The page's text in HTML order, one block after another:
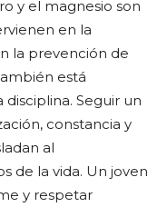
y el magnesio son
en la
la prevención de
está
Seguir un
constancia y
al
de la vida. Un joven
y respetar